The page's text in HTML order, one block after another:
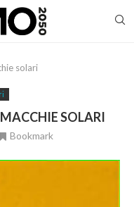
solari
SOLARI
Bookmark